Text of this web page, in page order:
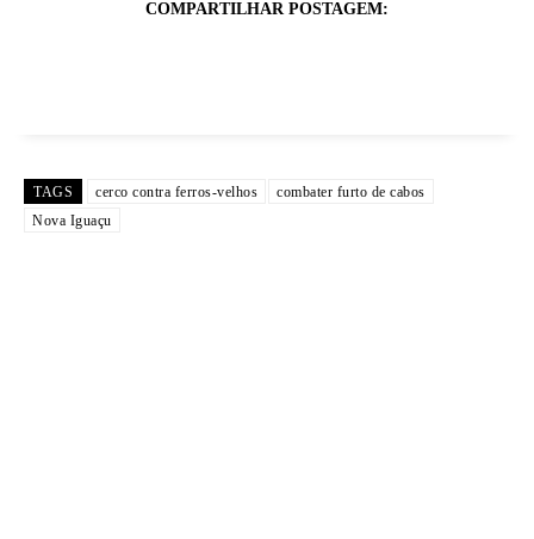
COMPARTILHAR POSTAGEM:
TAGS cerco contra ferros-velhos
combater furto de cabos
Nova Iguaçu